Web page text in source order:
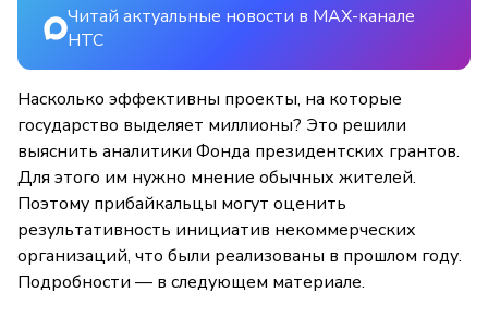
Читай актуальные новости в MAX-канале
НТС
Насколько эффективны проекты, на которые
государство выделяет миллионы? Это решили
выяснить аналитики Фонда президентских грантов.
Для этого им нужно мнение обычных жителей.
Поэтому прибайкальцы могут оценить
результативность инициатив некоммерческих
организаций, что были реализованы в прошлом году.
Подробности — в следующем материале.